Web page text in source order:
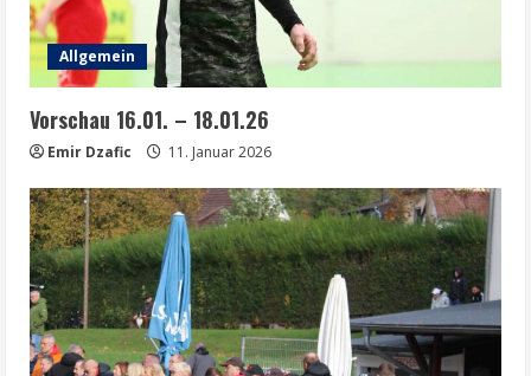
Allgemein
Vorschau 16.01. – 18.01.26
Emir Dzafic 11. Januar 2026